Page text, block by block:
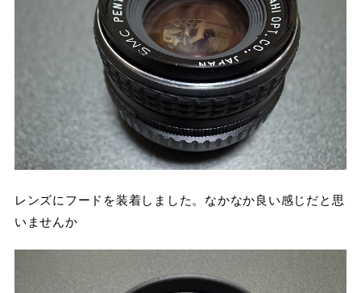
レンズにフードを装着しました。なかなか良い感じだと思
いませんか